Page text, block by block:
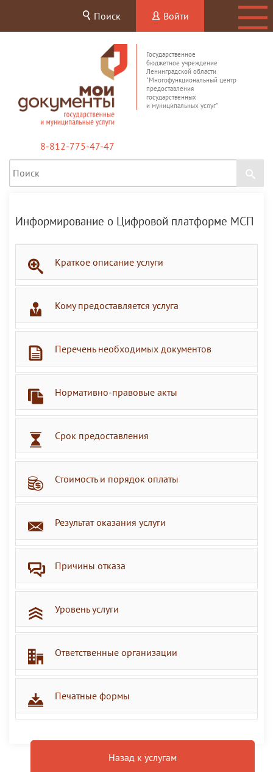
Поиск Войти
Государственное
бюджетное учреждение
Ленинградской области
"Многофункциональный центр
предоставления
государственных
и муниципальных услуг"
8-812-775-47-47
Информирование о Цифровой платформе МСП
Краткое описание услуги
Кому предоставляется услуга
Перечень необходимых документов
Нормативно-правовые акты
Срок предоставления
Стоимость и порядок оплаты
Результат оказания услуги
Причины отказа
Уровень услуги
Ответственные организации
Печатные формы
Назад к услугам